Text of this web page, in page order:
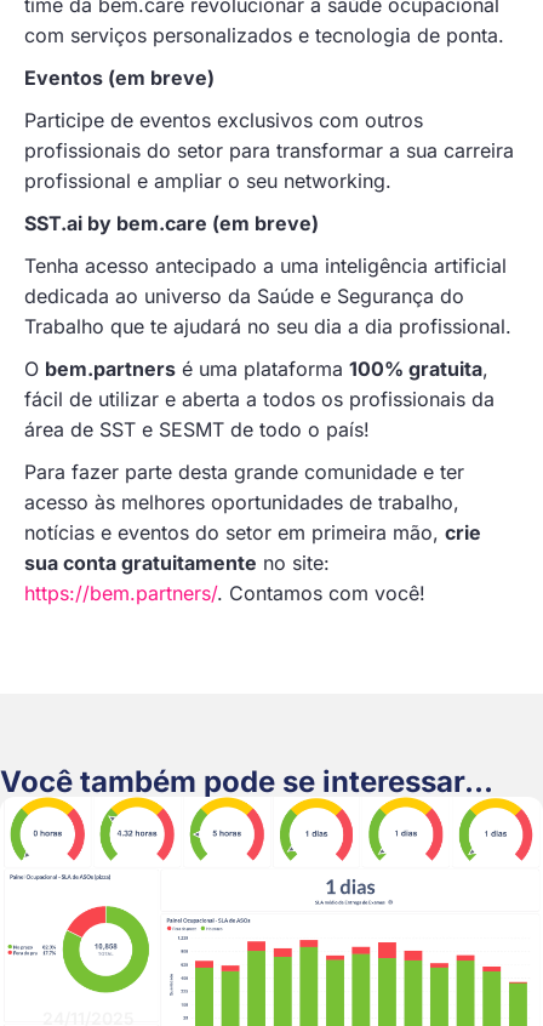
time da bem.care revolucionar a saúde ocupacional
com serviços personalizados e tecnologia de ponta.
Eventos (em breve)
Participe de eventos exclusivos com outros
profissionais do setor para transformar a sua carreira
profissional e ampliar o seu networking.
SST.ai by bem.care (em breve)
Tenha acesso antecipado a uma inteligência artificial
dedicada ao universo da Saúde e Segurança do
Trabalho que te ajudará no seu dia a dia profissional.
O bem.partners é uma plataforma 100% gratuita,
fácil de utilizar e aberta a todos os profissionais da
área de SST e SESMT de todo o país!
Para fazer parte desta grande comunidade e ter
acesso às melhores oportunidades de trabalho,
notícias e eventos do setor em primeira mão, crie
sua conta gratuitamente no site:
https://bem.partners/. Contamos com você!
Você também pode se interessar...